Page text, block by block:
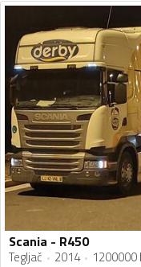
Scania - R450
Tegljač 2014 1200000